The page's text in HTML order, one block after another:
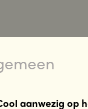
aanwezig op